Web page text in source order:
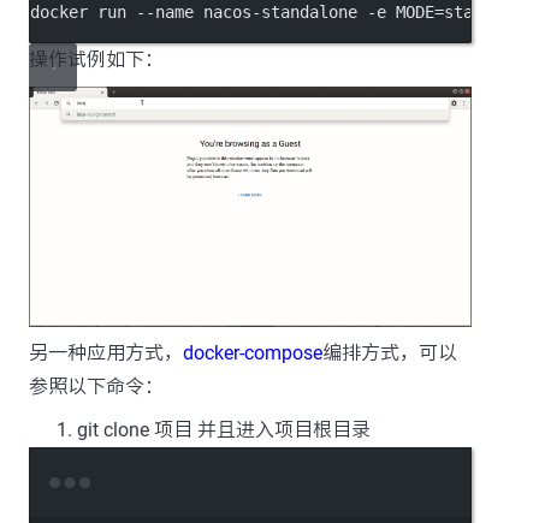
docker run --name nacos-standalone -e
操作试例如下：
另一种应用方式， docker-compose编排方式，可以
参照以下命令：
git clone 项目 并且进入项目根目录